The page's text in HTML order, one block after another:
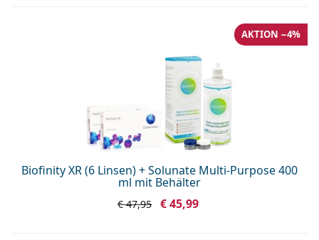
Biofinity XR (6 Linsen) + Solunate Multi-Purpose 400
ml mit Behälter
AKTION −4%
€ 47,95 € 45,99